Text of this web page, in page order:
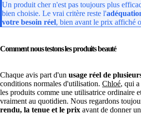
Un produit cher n'est pas toujours plus
bien choisie. Le vrai critère reste l'
votre besoin réel, bien avant le prix affiché
Comment nous testons les produits beauté
Chaque avis part d'un usage réel de
conditions normales d'utilisation. Chloé, qui
les produits comme une utilisatrice ordinaire
vraiment au quotidien. Nous regardons
rendu, la tenue et le prix avant de donner